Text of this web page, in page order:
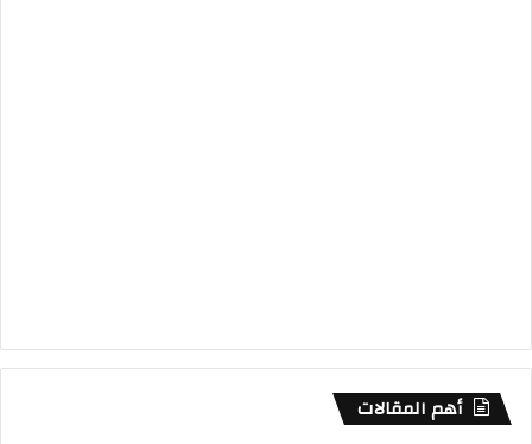
أهم المقالات